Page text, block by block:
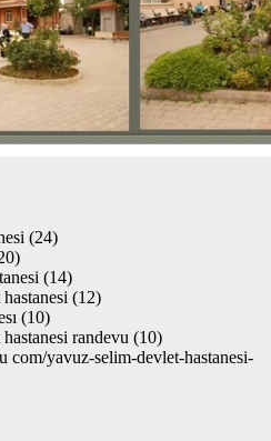
(24)
(14)
(12)
(10)
randevu (10)
com/yavuz-selim-devlet-hastanesi-